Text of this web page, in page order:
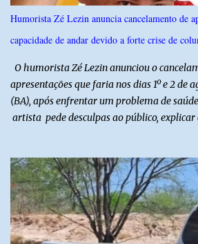
inovação e oportunidades para o
potiguar. @associacaodiba
Humorista Zé Lezin anuncia cancelamento de
capacidade de andar devido a forte crise de
O humorista Zé Lezin anunciou o
apresentações que faria nos dias 1º e 2 de
(BA), após enfrentar um problema de
artista pede desculpas ao público,
impossível viajar e subir ao palco. O
precisou ser levado a um hospital depois
de andar normalmente. “Eu não estou
levantar direito da cama. É um processo
humorista. Durante o atendimento médico,